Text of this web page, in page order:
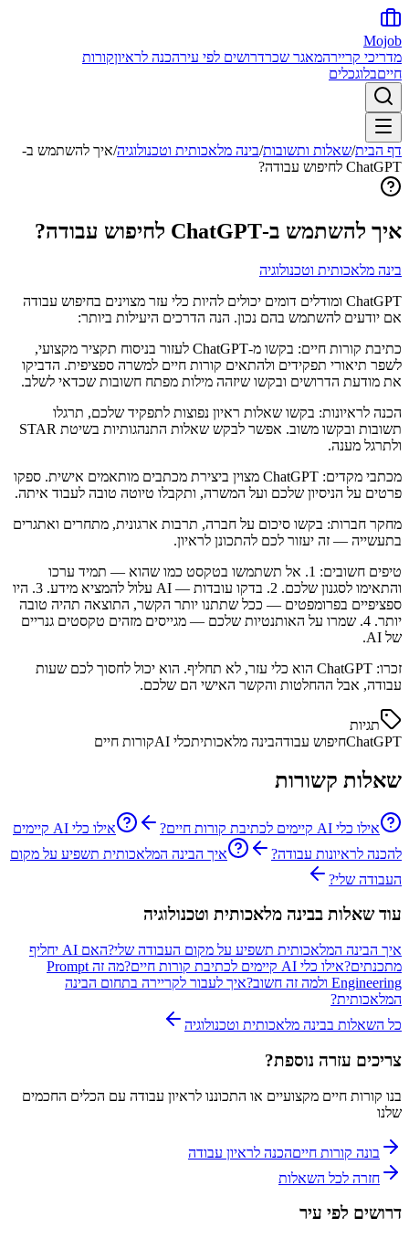
Mojob
מדריכי קריירהמאגר שכרדרושים לפי עירהכנה לראיוןקורות
חייםבלוגכלים
דף הבית/שאלות ותשובות/בינה מלאכותית וטכנולוגיה/איך להשתמש ב-
ChatGPT לחיפוש עבודה?
איך להשתמש ב-ChatGPT לחיפוש עבודה?
בינה מלאכותית וטכנולוגיה
ChatGPT ומודלים דומים יכולים להיות כלי עזר מצוינים בחיפוש עבודה
אם יודעים להשתמש בהם נכון. הנה הדרכים היעילות ביותר:
כתיבת קורות חיים: בקשו מ-ChatGPT לעזור בניסוח תקציר מקצועי,
לשפר תיאורי תפקידים ולהתאים קורות חיים למשרה ספציפית. הדביקו
את מודעת הדרושים ובקשו שיזהה מילות מפתח חשובות שכדאי לשלב.
הכנה לראיונות: בקשו שאלות ראיון נפוצות לתפקיד שלכם, תרגלו
תשובות ובקשו משוב. אפשר לבקש שאלות התנהגותיות בשיטת STAR
ולתרגל מענה.
מכתבי מקדים: ChatGPT מצוין ביצירת מכתבים מותאמים אישית. ספקו
פרטים על הניסיון שלכם ועל המשרה, ותקבלו טיוטה טובה לעבוד איתה.
מחקר חברות: בקשו סיכום על חברה, תרבות ארגונית, מתחרים ואתגרים
בתעשייה — זה יעזור לכם להתכונן לראיון.
טיפים חשובים: 1. אל תשתמשו בטקסט כמו שהוא — תמיד ערכו
והתאימו לסגנון שלכם. 2. בדקו עובדות — AI עלול להמציא מידע. 3. היו
ספציפיים בפרומפטים — ככל שתתנו יותר הקשר, התוצאה תהיה טובה
יותר. 4. שמרו על האותנטיות שלכם — מגייסים מזהים טקסטים גנריים
של AI.
זכרו: ChatGPT הוא כלי עזר, לא תחליף. הוא יכול לחסוך לכם שעות
עבודה, אבל ההחלטות והקשר האישי הם שלכם.
תגיות
ChatGPTחיפוש עבודהבינה מלאכותיתכלי AI קורות חיים
שאלות קשורות
אילו כלי AI קיימים לכתיבת קורות חיים?
אילו כלי AI קיימים
להכנה לראיונות עבודה?
איך הבינה המלאכותית תשפיע על מקום
העבודה שלי?
עוד שאלות בבינה מלאכותית וטכנולוגיה
איך הבינה המלאכותית תשפיע על מקום העבודה שלי?
האם AI יחליף
מתכנתים?אילו כלי AI קיימים לכתיבת קורות חיים?
מה זה Prompt
Engineering ולמה זה חשוב?
איך לעבור לקריירה בתחום הבינה
המלאכותית?
כל השאלות בבינה מלאכותית וטכנולוגיה
צריכים עזרה נוספת?
בנו קורות חיים מקצועיים או התכוננו לראיון עבודה עם הכלים החכמים
שלנו
בונה קורות חייםהכנה לראיון עבודה
חזרה לכל השאלות
דרושים לפי עיר